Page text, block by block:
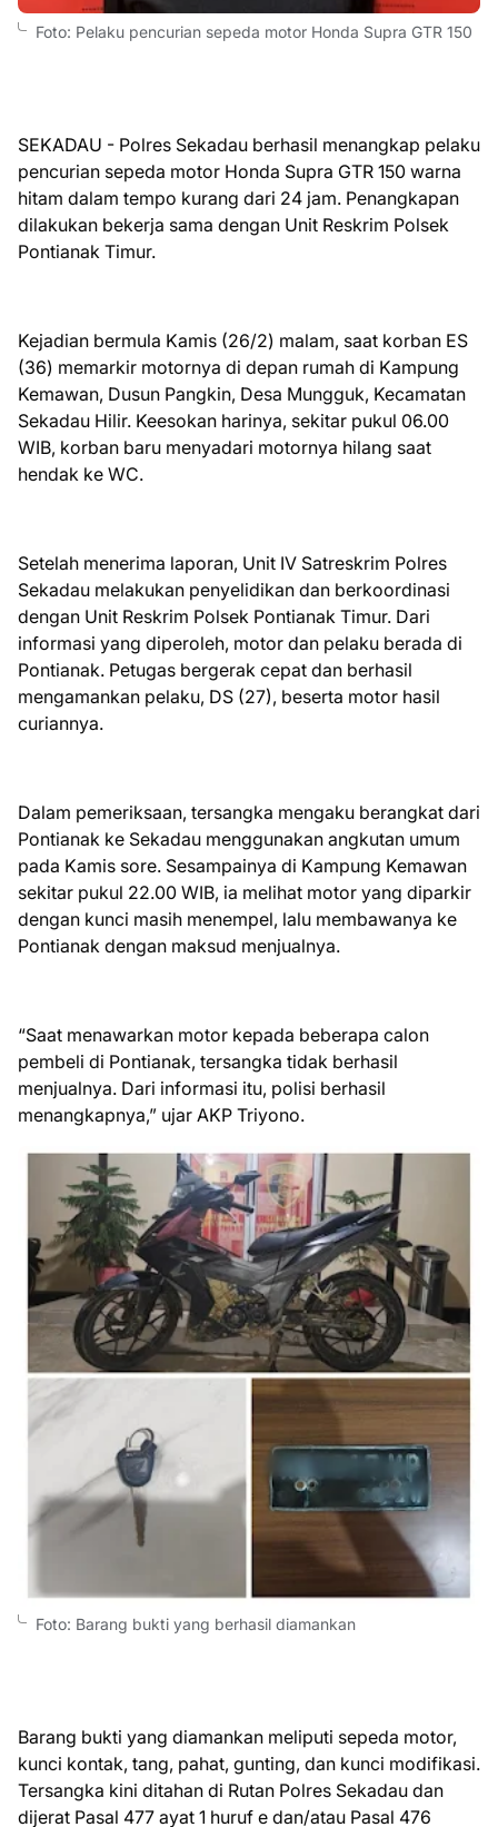
Foto: Pelaku pencurian sepeda motor Honda Supra GTR 150
SEKADAU - Polres Sekadau berhasil menangkap pelaku
pencurian sepeda motor Honda Supra GTR 150 warna
hitam dalam tempo kurang dari 24 jam. Penangkapan
dilakukan bekerja sama dengan Unit Reskrim Polsek
Pontianak Timur.
Kejadian bermula Kamis (26/2) malam, saat korban ES
(36) memarkir motornya di depan rumah di Kampung
Kemawan, Dusun Pangkin, Desa Mungguk, Kecamatan
Sekadau Hilir. Keesokan harinya, sekitar pukul 06.00
WIB, korban baru menyadari motornya hilang saat
hendak ke WC.
Setelah menerima laporan, Unit IV Satreskrim Polres
Sekadau melakukan penyelidikan dan berkoordinasi
dengan Unit Reskrim Polsek Pontianak Timur. Dari
informasi yang diperoleh, motor dan pelaku berada di
Pontianak. Petugas bergerak cepat dan berhasil
mengamankan pelaku, DS (27), beserta motor hasil
curiannya.
Dalam pemeriksaan, tersangka mengaku berangkat dari
Pontianak ke Sekadau menggunakan angkutan umum
pada Kamis sore. Sesampainya di Kampung Kemawan
sekitar pukul 22.00 WIB, ia melihat motor yang diparkir
dengan kunci masih menempel, lalu membawanya ke
Pontianak dengan maksud menjualnya.
“Saat menawarkan motor kepada beberapa calon
pembeli di Pontianak, tersangka tidak berhasil
menjualnya. Dari informasi itu, polisi berhasil
menangkapnya,” ujar AKP Triyono.
Foto: Barang bukti yang berhasil diamankan
Barang bukti yang diamankan meliputi sepeda motor,
kunci kontak, tang, pahat, gunting, dan kunci modifikasi.
Tersangka kini ditahan di Rutan Polres Sekadau dan
dijerat Pasal 477 ayat 1 huruf e dan/atau Pasal 476